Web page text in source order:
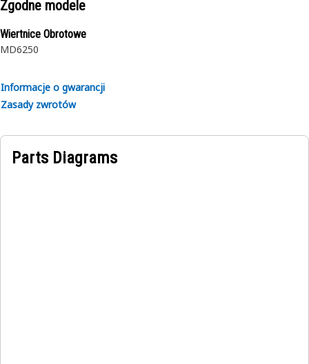
Zgodne modele
Wiertnice Obrotowe
MD6250
Informacje o gwarancji
Zasady zwrotów
Parts Diagrams